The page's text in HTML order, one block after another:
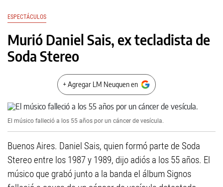
ESPECTÁCULOS
Murió Daniel Sais, ex tecladista de
Soda Stereo
+ Agregar LM Neuquen en
El músico falleció a los 55 años por un cáncer de vesícula.
Buenos Aires. Daniel Sais, quien formó parte de Soda
Stereo entre los 1987 y 1989, dijo adiós a los 55 años. El
músico que grabó junto a la banda el álbum Signos